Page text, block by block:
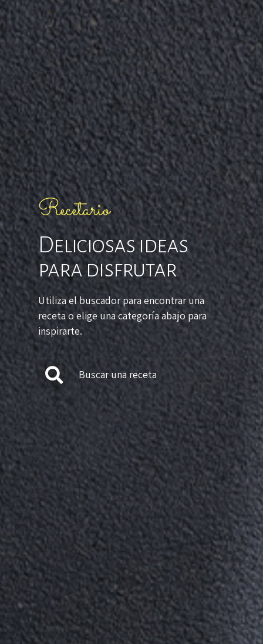
Recetario
Deliciosas ideas
para disfrutar
Utiliza el buscador para encontrar una
receta o elige una categoría abajo para
inspirarte.
Buscar una receta